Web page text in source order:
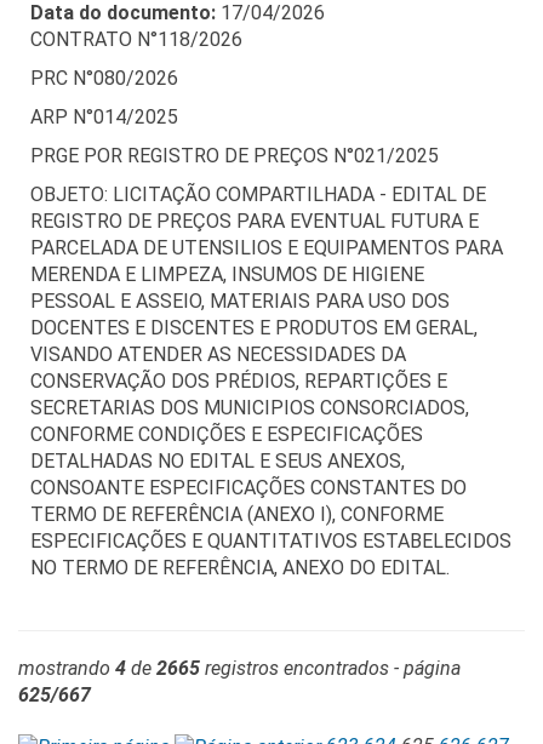
Data do documento: 17/04/2026
CONTRATO N°118/2026
PRC N°080/2026
ARP N°014/2025
PRGE POR REGISTRO DE PREÇOS N°021/2025
OBJETO: LICITAÇÃO COMPARTILHADA - EDITAL DE
REGISTRO DE PREÇOS PARA EVENTUAL FUTURA E
PARCELADA DE UTENSILIOS E EQUIPAMENTOS PARA
MERENDA E LIMPEZA, INSUMOS DE HIGIENE
PESSOAL E ASSEIO, MATERIAIS PARA USO DOS
DOCENTES E DISCENTES E PRODUTOS EM GERAL,
VISANDO ATENDER AS NECESSIDADES DA
CONSERVAÇÃO DOS PRÉDIOS, REPARTIÇÕES E
SECRETARIAS DOS MUNICIPIOS CONSORCIADOS,
CONFORME CONDIÇÕES E ESPECIFICAÇÕES
DETALHADAS NO EDITAL E SEUS ANEXOS,
CONSOANTE ESPECIFICAÇÕES CONSTANTES DO
TERMO DE REFERÊNCIA (ANEXO I), CONFORME
ESPECIFICAÇÕES E QUANTITATIVOS ESTABELECIDOS
NO TERMO DE REFERÊNCIA, ANEXO DO EDITAL.
mostrando 4 de 2665 registros encontrados - página
625/667